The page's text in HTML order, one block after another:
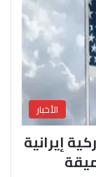
الأخبار
إيرانية